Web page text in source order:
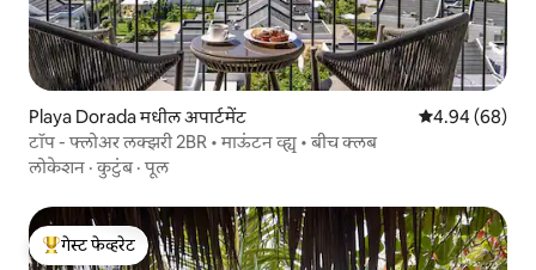
Playa Dorada मधील अपार्टमेंट 5 पैकी 4.94
4.94 (68)
टॉप - फ्लोअर लक्झरी 2BR • माऊंटन व्ह्यू • बीच क्लब
लोकेशन ·कुटुंब·पूल
टॉप गेस्ट फेव्हरेट
गेस्ट फेव्हरेट